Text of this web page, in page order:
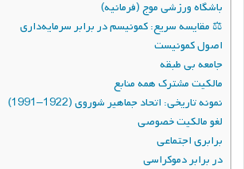
باشگاه ورزشی موج (فرمانیه)
⚖ مقایسه سریع: کمونیسم در برابر سرمایه‌داری
اصول کمونیست
جامعه بی طبقه
مالکیت مشترک همه منابع
نمونه تاریخی: اتحاد جماهیر شوروی (1922–1991)
لغو مالکیت خصوصی
برابری اجتماعی
در برابر دموکراسی